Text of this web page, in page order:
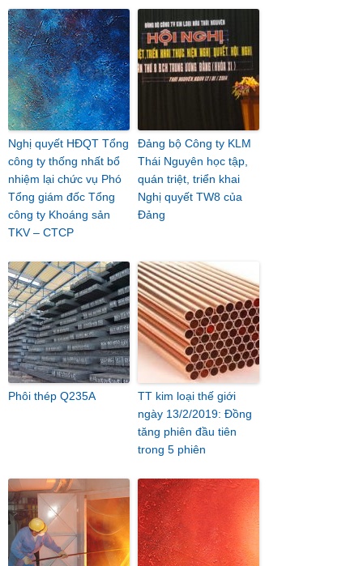
Nghị quyết HĐQT Tổng
công ty thống nhất bổ
nhiệm lại chức vụ Phó
Tổng giám đốc Tổng
công ty Khoáng sản
TKV – CTCP
Đảng bộ Công ty KLM
Thái Nguyên học tập,
quán triệt, triển khai
Nghị quyết TW8 của
Đảng
Phôi thép Q235A
TT kim loại thế giới
ngày 13/2/2019: Đồng
tăng phiên đầu tiên
trong 5 phiên